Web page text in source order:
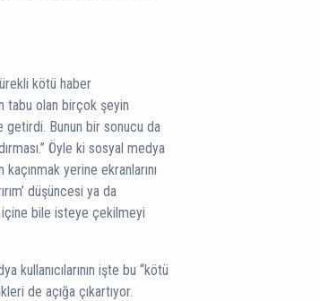
kötü haber
tabu olan birçok şeyin
getirdi. Bunun bir sonucu da
Öyle ki sosyal medya
yerine ekranlarını
düşüncesi ya da
bile isteye çekilmeyi
kullanıcılarının işte bu “kötü
de açığa çıkartıyor.